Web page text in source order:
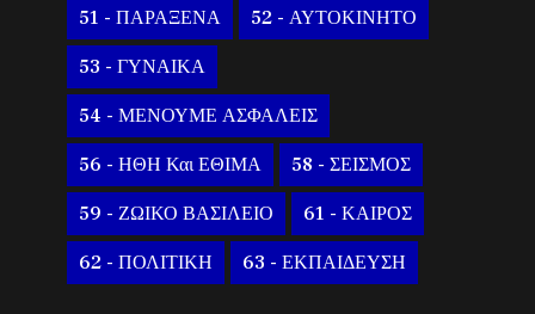
51 - ΠΑΡΑΞΕΝΑ 52 - ΑΥΤΟΚΙΝΗΤΟ
53 - ΓΥΝΑΙΚΑ
54 - ΜΕΝΟΥΜΕ ΑΣΦΑΛΕΙΣ
56 - ΗΘΗ Και ΕΘΙΜΑ 58 - ΣΕΙΣΜΟΣ
59 - ΖΩΙΚΟ ΒΑΣΙΛΕΙΟ 61 - ΚΑΙΡΟΣ
62 - ΠΟΛΙΤΙΚΗ 63 - ΕΚΠΑΙΔΕΥΣΗ